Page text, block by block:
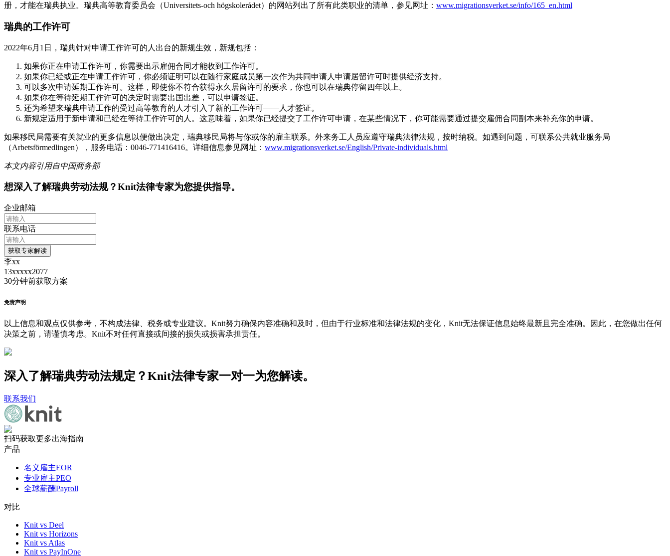
册，才能在瑞典执业。瑞典高等教育委员会（Universitets-och högskolerådet）的网站列出了所有此类职业的清单，参见网址： www.migrationsverket.se/info/165_en.html
瑞典的工作许可
2022年6月1日，瑞典针对申请工作许可的人出台的新规生效，新规包括：
如果你正在申请工作许可，你需要出示雇佣合同才能收到工作许可。
如果你已经或正在申请工作许可，你必须证明可以在随行家庭成员第一次作为共同申请人申请居留许可时提供经济支持。
可以多次申请延期工作许可。这样，即使你不符合获得永久居留许可的要求，你也可以在瑞典停留四年以上。
如果你在等待延期工作许可的决定时需要出国出差，可以申请签证。
还为希望来瑞典申请工作的受过高等教育的人才引入了新的工作许可——人才签证。
新规定适用于新申请和已经在等待工作许可的人。这意味着，如果你已经提交了工作许可申请，在某些情况下，你可能需要通过提交雇佣合同副本来补充你的申请。
如果移民局需要有关就业的更多信息以便做出决定，瑞典移民局将与你或你的雇主联系。外来务工人员应遵守瑞典法律法规，按时纳税。如遇到问题，可联系公共就业服务局
（Arbetsförmedlingen），服务电话：0046-771416416。详细信息参见网址： www.migrationsverket.se/English/Private-individuals.html
本文内容引用自中国商务部
想深入了解瑞典劳动法规？Knit法律专家为您提供指导。
企业邮箱
联系电话
获取专家解读
李xx
13xxxxx2077
30分钟前获取方案
免责声明
以上信息和观点仅供参考，不构成法律、税务或专业建议。Knit努力确保内容准确和及时，但由于行业标准和法律法规的变化，Knit无法保证信息始终最新且完全准确。因此，在您做出任何
决策之前，请谨慎考虑。Knit不对任何直接或间接的损失或损害承担责任。
深入了解瑞典劳动法规定？Knit法律专家一对一为您解读。
联系我们
扫码获取更多出海指南
产品
名义雇主EOR
专业雇主PEO
全球薪酬Payroll
对比
Knit vs Deel
Knit vs Horizons
Knit vs Atlas
Knit vs PayInOne